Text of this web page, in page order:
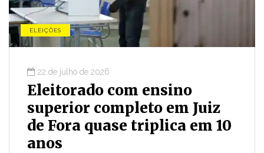
ELEIÇÕES
22 de julho de 2026
Eleitorado com ensino
superior completo em Juiz
de Fora quase triplica em 10
anos